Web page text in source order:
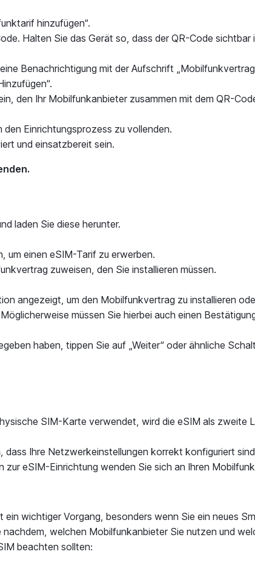
hinzufügen“.
Halten Sie das Gerät so, dass der QR-Code
Benachrichtigung mit der Aufschrift
den Ihr Mobilfunkanbieter zusammen mit dem QR-
den Einrichtungsprozess zu vollenden.
und einsatzbereit sein.
laden Sie diese herunter.
um einen eSIM-Tarif zu erwerben.
zuweisen, den Sie installieren müssen.
angezeigt, um den Mobilfunkvertrag zu installieren
müssen Sie hierbei auch einen
haben, tippen Sie auf „Weiter“ oder ähnliche
SIM-Karte verwendet, wird die eSIM als zweite
dass Ihre Netzwerkeinstellungen korrekt konfiguriert
zur eSIM-Einrichtung wenden Sie sich an Ihren
wichtiger Vorgang, besonders wenn Sie ein neues
welchen Mobilfunkanbieter Sie nutzen und
beachten sollten: